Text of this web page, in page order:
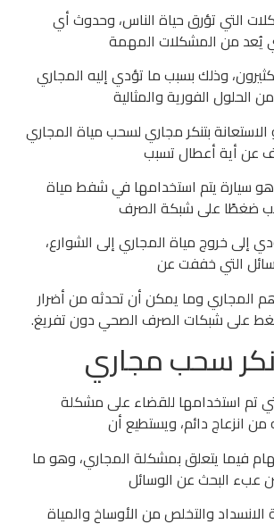
التي تؤرق حياة الناس، وحدوث أي
يُعد من المشكلات المهمة
وذلك بسبب ما تؤدي إليه المجاري
الفورية والمثالية
بتنكر مجاري لسحب مياة المجاري
عن أية أعطال تسبب
سيارة يتم استخدامها في شفط مياة
ضغطًا على شبكة الصرف
إلى خروج مياة المجاري إلى الشوارع،
التي خففت عن
المجاري وما يمكن أن تحدثه من أضرار
على شبكات الصرف الصحي دون تفريغ.
سحب مجاري
تم استخدامها للقضاء على مشكلة
انزعاج دائم، ويستطيع أن
فيما يتعلق بمشكلة المجاري، وهو ما
عبء البحث عن الوسائل
والتخلص من الأوساخ والمياة